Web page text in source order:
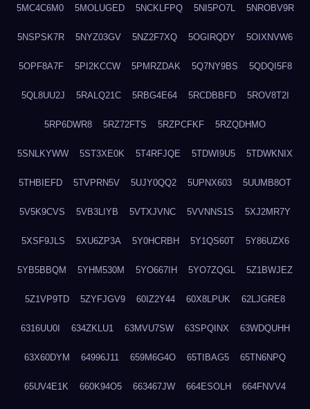
5MC4C6M0 5MOLUGED 5NCKLFPQ 5NI5PO7L 5NROBV9R
5NSPSK7R 5NYZ03GV 5NZ2F7XQ 5OGIRQDY 5OIXNVW6
5OPF8A7F 5PI2KCCW 5PMRZDAK 5Q7NY9BS 5QDQI5F8
5QL8UU2J 5RALQ21C 5RBG4E64 5RCDBBFD 5ROV8T2I
5RP6DWR8 5RZ72FTS 5RZPCFKF 5RZQDHMO
5SNLKYWW 5ST3XE0K 5T4RFJQE 5TDWI9U5 5TDWKNIX
5THBIEFD 5TVPRN5V 5UJY0QQ2 5UPNX603 5UUMB8OT
5V5K9CVS 5VB3LIYB 5VTXJVNC 5VVNNS1S 5XJ2MR7Y
5XSF9JLS 5XU6ZP3A 5Y0HCRBH 5Y1QS60T 5Y86UZX6
5YB5BBQM 5YHM530M 5YO667IH 5YO7ZQGL 5Z1BWJEZ
5Z1VP9TD 5ZYFJGV9 60IZ2Y44 60X8LPUK 62LJGRE8
6316UU0I 634ZKLU1 63MVU7SW 63SPQINX 63WDQUHH
63X60DYM 64996J11 659M6G4O 65TIBAG5 65TN6NPQ
65UV4E1K 660K94O5 663467JW 664ESOLH 664FNVV4